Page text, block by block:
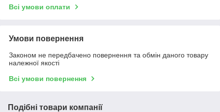
Всі умови оплати
Умови повернення
Законом не передбачено повернення та обмін даного товару
належної якості
Всі умови повернення
Подібні товари компанії